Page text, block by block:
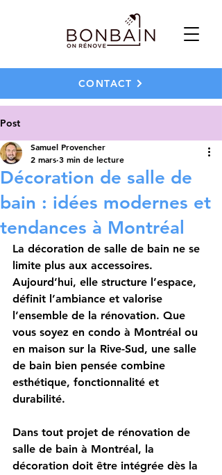
CONTACT
Post
Décoration de salle de
bain : idées modernes et
tendances à Montréal
Samuel Provencher
2 mars 3 min de lecture
La décoration de salle de bain ne se
limite plus aux accessoires.
Aujourd’hui, elle structure l’espace,
définit l’ambiance et valorise
l’ensemble de la rénovation. Que
vous soyez en condo à Montréal ou
en maison sur la Rive-Sud, une salle
de bain bien pensée combine
esthétique, fonctionnalité et
durabilité.
Dans tout projet de rénovation de
salle de bain à Montréal, la
décoration doit être intégrée dès la